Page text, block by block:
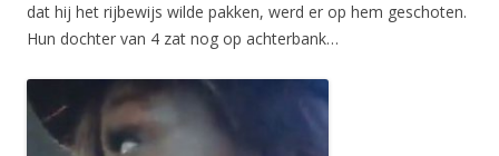
dat hij het rijbewijs wilde pakken, werd er op hem geschoten.
Hun dochter van 4 zat nog op achterbank…